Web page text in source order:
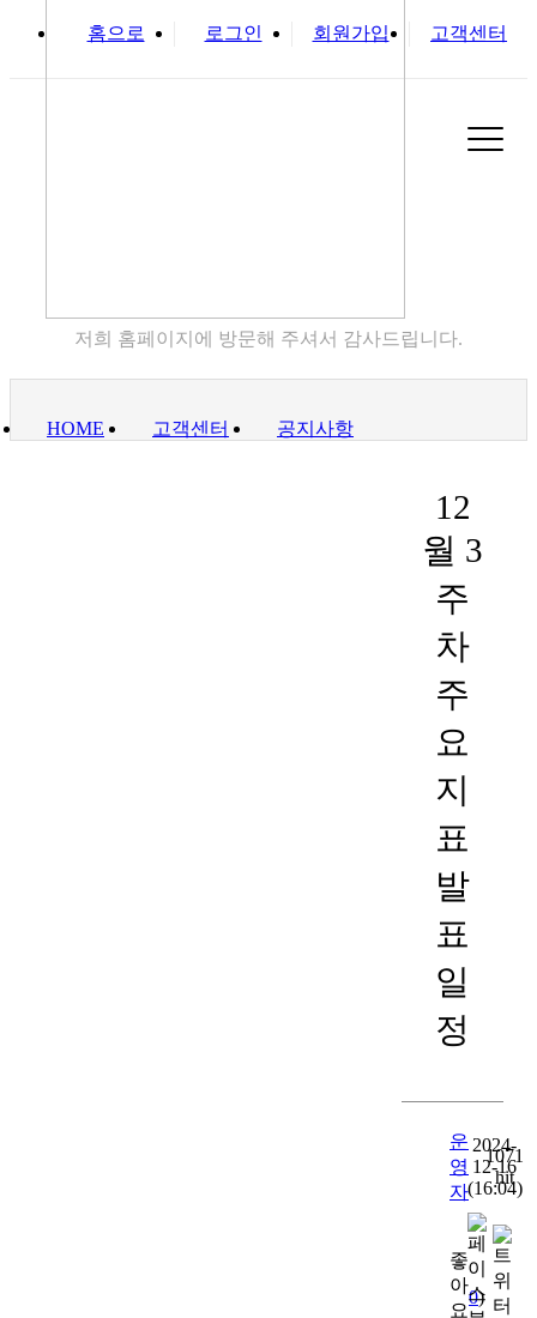
홈으로 로그인 회원가입 고객센터
저희 홈페이지에 방문해 주셔서 감사드립니다.
HOME 고객센터 공지사항
12
월 3
주
차
주
요
지
표
발
표
일
정
운
영
자
2024-
12-16
(16:04)
1071
hit
좋
아
요
0)